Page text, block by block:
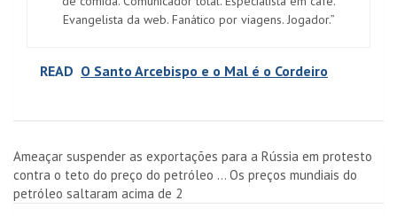
Evangelista da web. Fanático por viagens. Jogador.”
READ O Santo Arcebispo e o Mal é o Cordeiro
Navegação
de
Ameaçar suspender as exportações para a Rússia em protesto
contra o teto do preço do petróleo … Os preços mundiais do
petróleo saltaram acima de 2